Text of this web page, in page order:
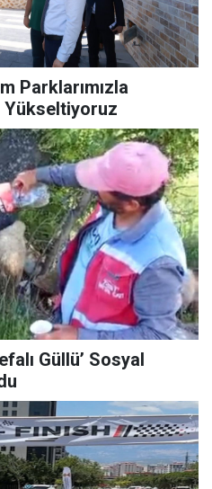
Parklarımızla
Yükseltiyoruz
Güllü’ Sosyal